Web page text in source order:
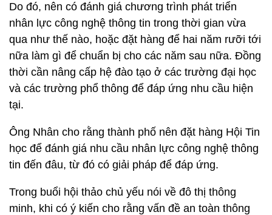
Do đó, nên có đánh giá chương trình phát triển
nhân lực công nghệ thông tin trong thời gian vừa
qua như thế nào, hoặc đặt hàng để hai năm rưỡi tới
nữa làm gì để chuẩn bị cho các năm sau nữa. Đồng
thời cần nâng cấp hệ đào tạo ở các trường đại học
và các trường phổ thông để đáp ứng nhu cầu hiện
tại.
Ông Nhân cho rằng thành phố nên đặt hàng Hội Tin
học để đánh giá nhu cầu nhân lực công nghệ thông
tin đến đâu, từ đó có giải pháp để đáp ứng.
Trong buổi hội thảo chủ yếu nói về đô thị thông
minh, khi có ý kiến cho rằng vấn đề an toàn thông